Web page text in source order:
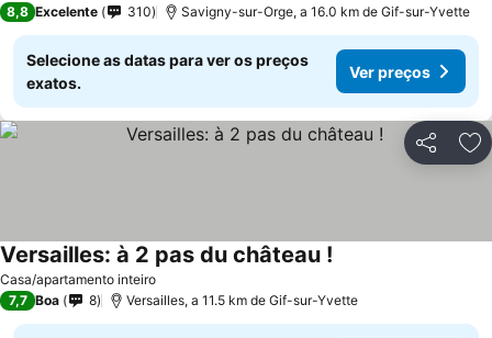
8,8 Excelente 310 Savigny-sur-Orge, a 16.0 km de Gif-sur-Yvette
Selecione as datas para ver os preços
exatos.
Ver preços
Partilhar
Casa/apartamento inteiro
Versailles: à 2 pas du château !
7,7 Boa 8 Versailles, a 11.5 km de Gif-sur-Yvette